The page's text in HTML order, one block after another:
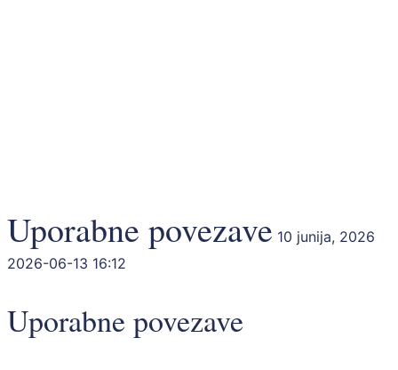
Uporabne povezave 10 junija, 2026
2026-06-13 16:12
Uporabne povezave